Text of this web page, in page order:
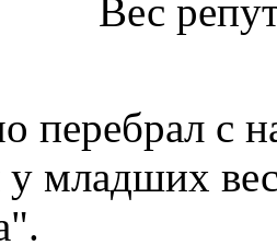
Вес
перебрал с
младших